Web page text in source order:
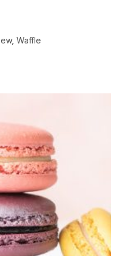
Waffle